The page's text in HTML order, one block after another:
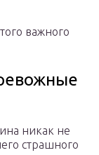
важного
никак не
страшного